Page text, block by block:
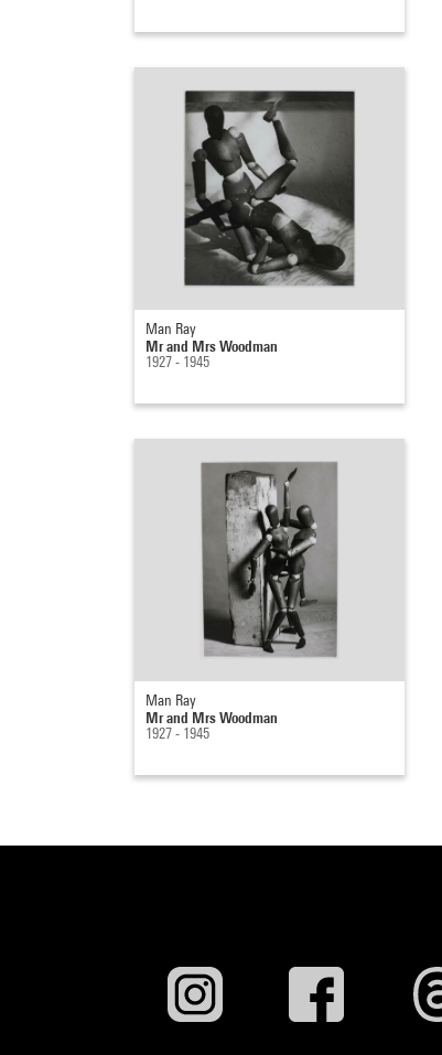
Man Ray
Mr and Mrs Woodman
1927 - 1945
Man Ray
Mr and Mrs Woodman
1927 - 1945